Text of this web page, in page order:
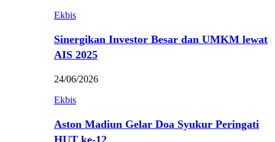
Ekbis
Sinergikan Investor Besar dan UMKM lewat
AIS 2025
24/06/2026
Ekbis
Aston Madiun Gelar Doa Syukur Peringati
HUT ke-12